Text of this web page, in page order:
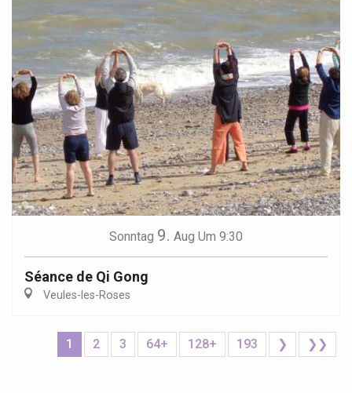
Sonntag 9. Aug Um 9:30
Séance de Qi Gong
Veules-les-Roses
1 2 3 64+ 128+ 193 ❯ ❯❯